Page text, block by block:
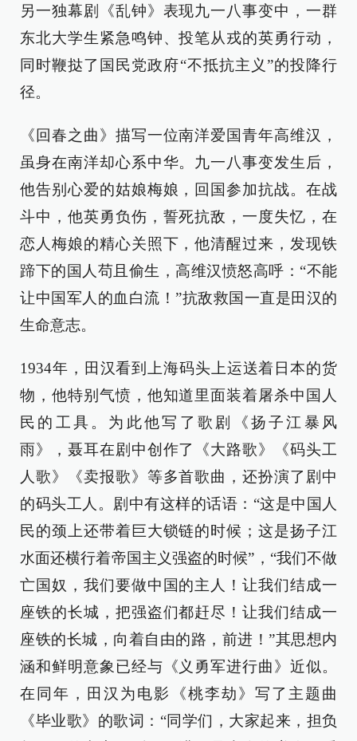
另一独幕剧《乱钟》表现九一八事变中，一群
东北大学生紧急鸣钟、投笔从戎的英勇行动，
同时鞭挞了国民党政府“不抵抗主义”的投降行
径。
《回春之曲》描写一位南洋爱国青年高维汉，
虽身在南洋却心系中华。九一八事变发生后，
他告别心爱的姑娘梅娘，回国参加抗战。在战
斗中，他英勇负伤，誓死抗敌，一度失忆，在
恋人梅娘的精心关照下，他清醒过来，发现铁
蹄下的国人苟且偷生，高维汉愤怒高呼：“不能
让中国军人的血白流！”抗敌救国一直是田汉的
生命意志。
1934年，田汉看到上海码头上运送着日本的货
物，他特别气愤，他知道里面装着屠杀中国人
民的工具。为此他写了歌剧《扬子江暴风
雨》，聂耳在剧中创作了《大路歌》《码头工
人歌》《卖报歌》等多首歌曲，还扮演了剧中
的码头工人。剧中有这样的话语：“这是中国人
民的颈上还带着巨大锁链的时候；这是扬子江
水面还横行着帝国主义强盗的时候”，“我们不做
亡国奴，我们要做中国的主人！让我们结成一
座铁的长城，把强盗们都赶尽！让我们结成一
座铁的长城，向着自由的路，前进！”其思想内
涵和鲜明意象已经与《义勇军进行曲》近似。
在同年，田汉为电影《桃李劫》写了主题曲
《毕业歌》的歌词：“同学们，大家起来，担负